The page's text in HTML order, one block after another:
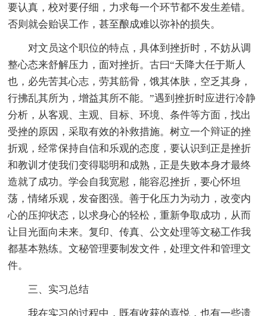
要认真，校对要仔细，力求每一个环节都不发生差错。
否则就会贻误工作，甚至酿成难以弥补的损失。
对文员这个职位的特点，具体到挫折时，不妨从调
整心态来舒解压力，面对挫折。古曰“天降大任于斯人
也，必先苦其心志，劳其筋骨，饿其体肤，空乏其身，
行拂乱其所为，增益其所不能。”遇到挫折时应进行冷静
分析，从客观、主观、目标、环境、条件等方面，找出
受挫的原因，采取有效的补救措施。树立一个辩证的挫
折观，经常保持自信和乐观的态度，要认识到正是挫折
和教训才使我们变得聪明和成熟，正是失败本身才最终
造就了成功。学会自我宽慰，能容忍挫折，要心怀坦
荡，情绪乐观，发奋图强。善于化压力为动力，改变内
心的压抑状态，以求身心的轻松，重新争取成功，从而
让目光面向未来。复印、传真、公文处理等文秘工作我
都基本熟练。文秘管理要制发文件，处理文件和管理文
件。
三、实习总结
我在实习的过程中，既有收获的喜悦，也有一些遗